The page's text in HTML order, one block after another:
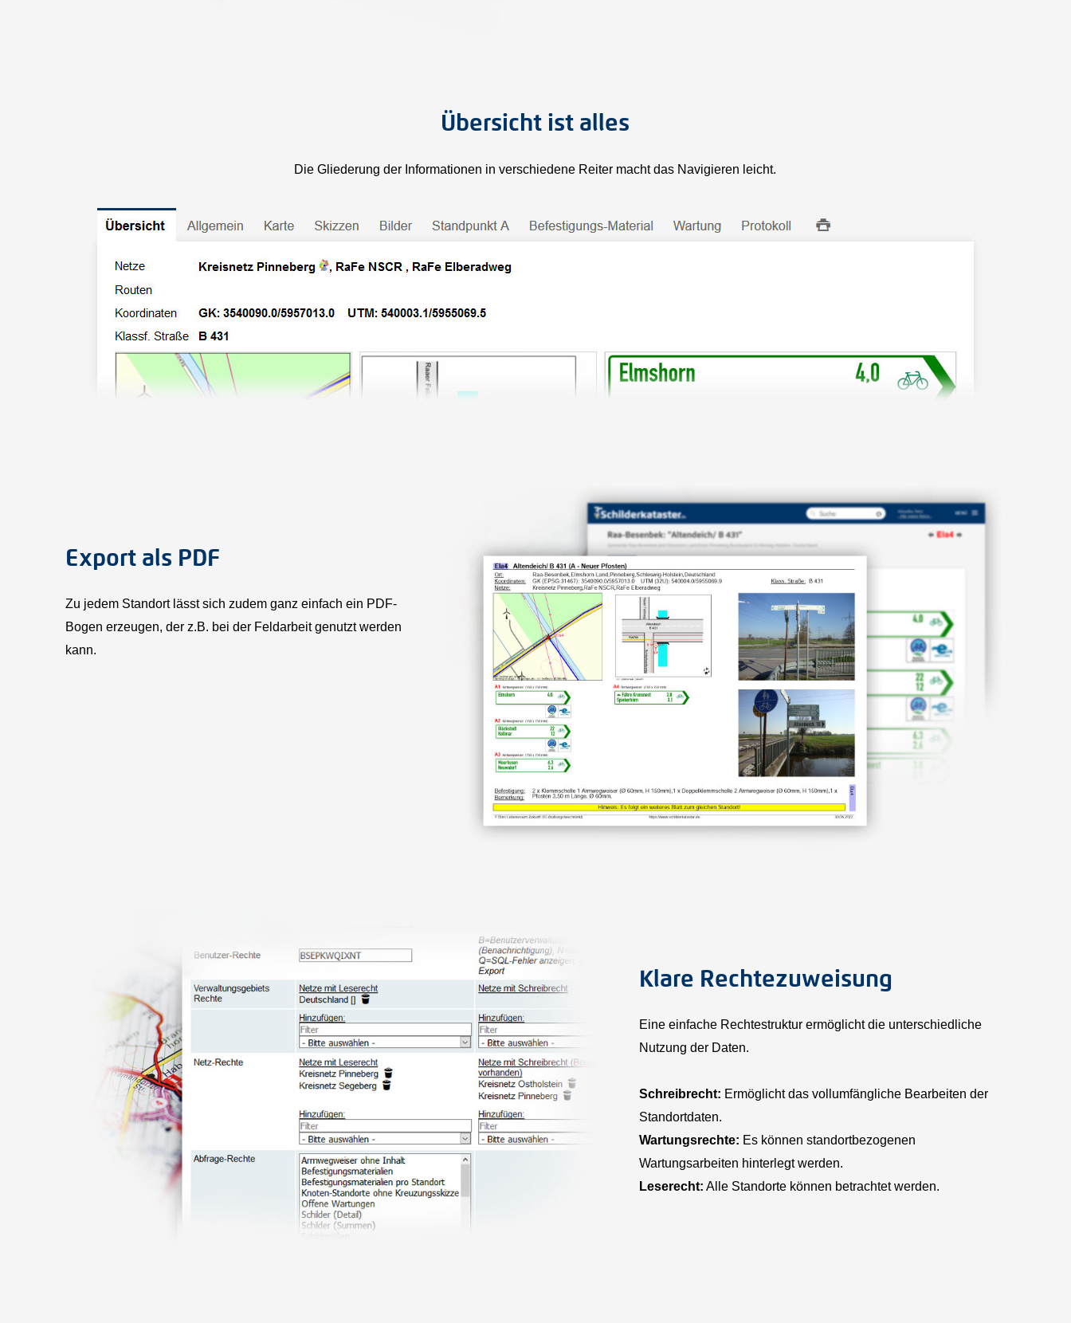
Übersicht ist alles
Die Gliederung der Informationen in verschiedene Reiter macht das Navigieren leicht.
Export als PDF
Zu jedem Standort lässt sich zudem ganz einfach ein PDF-
Bogen erzeugen, der z.B. bei der Feldarbeit genutzt werden
kann.
Klare Rechtezuweisung
Eine einfache Rechtestruktur ermöglicht die unterschiedliche
Nutzung der Daten.
Schreibrecht: Ermöglicht das vollumfängliche Bearbeiten der
Standortdaten.
Wartungsrechte: Es können standortbezogenen
Wartungsarbeiten hinterlegt werden.
Leserecht: Alle Standorte können betrachtet werden.